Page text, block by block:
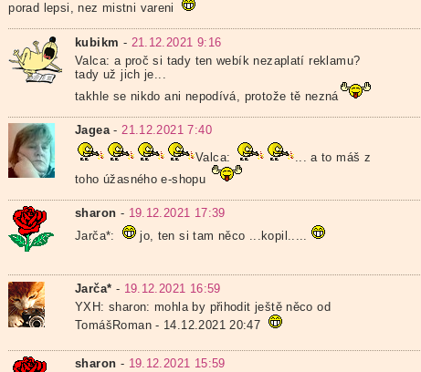
porad lepsi, nez mistni vareni
kubikm - 21.12.2021 9:16
Valca: a proč si tady ten webík nezaplatí reklamu?
tady už jich je...
takhle se nikdo ani nepodívá, protože tě nezná
Jagea-21.12.2021 7:40
Valca:
... a to máš z
toho úžasného e-shopu
sharon - 19.12.2021 17:39
Jarča*:
jo, ten si tam něco ...kopil.....
Jarča* - 19.12.2021 16:59
YXH: sharon: mohla by přihodit ještě něco od
TomášRoman - 14.12.2021 20:47
sharon - 19.12.2021 15:59